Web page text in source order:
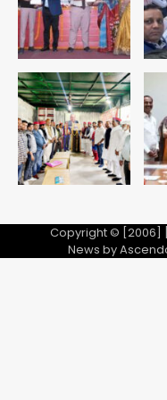
Copyright © [2006]
News by